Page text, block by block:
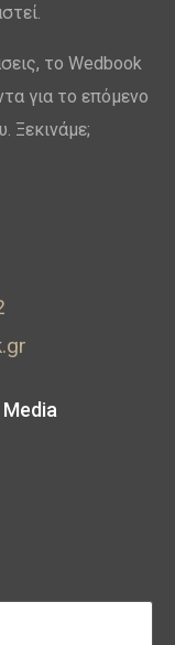
το Wedbook
για το επόμενο
Ξεκινάμε;